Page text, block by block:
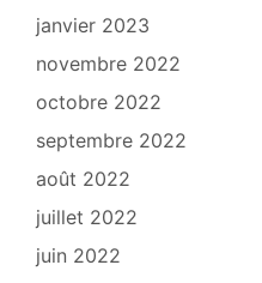
janvier 2023
novembre 2022
octobre 2022
septembre 2022
août 2022
juillet 2022
juin 2022